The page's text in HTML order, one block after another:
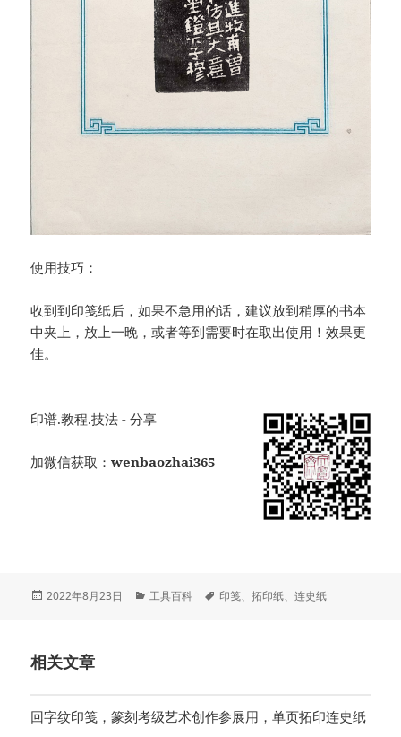
使用技巧：
收到到印笺纸后，如果不急用的话，建议放到稍厚的书本
中夹上，放上一晚，或者等到需要时在取出使用！效果更
佳。
印谱.教程.技法 - 分享
加微信获取：wenbaozhai365
发
2022年8月23日
分
工具百科
标
印笺、拓印纸、连史纸
相关文章
回字纹印笺，篆刻考级艺术创作参展用，单页拓印连史纸